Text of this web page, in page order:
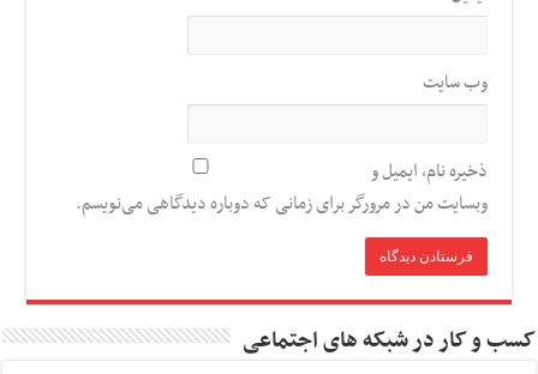
وب‌ سایت
ذخیره نام، ایمیل و
وبسایت من در مرورگر برای زمانی که دوباره دیدگاهی می‌نویسم.
کسب و کار در شبکه های اجتماعی